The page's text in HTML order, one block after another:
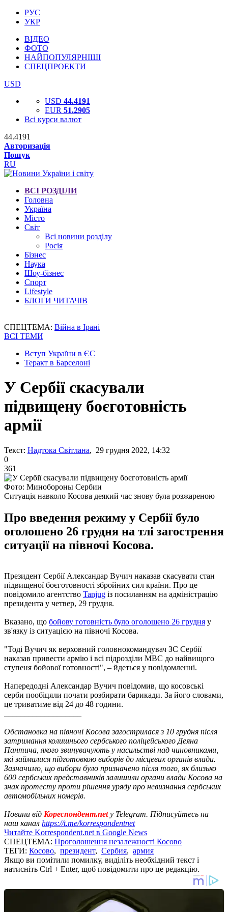
РУС
УКР
ВІДЕО
ФОТО
НАЙПОПУЛЯРНІШІ
СПЕЦПРОЕКТИ
USD
USD 44.4191
EUR 51.2905
Всі курси валют
44.4191
Авторизація
Пошук
RU
ВСІ РОЗДІЛИ
Головна
Україна
Місто
Світ
Всі новини розділу
Росія
Бізнес
Наука
Шоу-бізнес
Спорт
Lifestyle
БЛОГИ ЧИТАЧІВ
СПЕЦТЕМА: Війна в Ірані
ВСІ ТЕМИ
Вступ України в ЄС
Теракт в Барселоні
У Сербії скасували
підвищену боєготовність
армії
Текст: Надтока Світлана, 29 грудня 2022, 14:32
0
361
Фото: Минобороны Сербии
Ситуація навколо Косова деякий час знову була розжареною
Про введення режиму у Сербії було
оголошено 26 грудня на тлі загострення
ситуації на півночі Косова.
Президент Сербії Александар Вучич наказав скасувати стан
підвищеної боєготовності збройних сил країни. Про це
повідомило агентство Tanjug із посиланням на адміністрацію
президента у четвер, 29 грудня.
Вказано, що бойову готовність було оголошено 26 грудня у
зв'язку із ситуацією на півночі Косова.
"Тоді Вучич як верховний головнокомандувач ЗС Сербії
наказав привести армію і всі підрозділи МВС до найвищого
ступеня бойової готовності", – йдеться у повідомленні.
Напередодні Александар Вучич повідомив, що косовські
серби пообіцяли почати розбирати барикади. За його словами,
це триватиме від 24 до 48 години.
Обстановка на півночі Косова загострилася з 10 грудня після
затримання колишнього сербського поліцейського Деяна
Пантича, якого звинувачують у насильстві над чиновниками,
які займалися підготовкою виборів до місцевих органів влади.
Зазначимо, що вибори було призначено після того, як близько
600 сербських представників залишили органи влади Косова на
знак протесту проти рішення уряду про невизнання сербських
автомобільних номерів.
Новини від Кореспондент.netу Telegram. Підписуйтесь на
наш канал https://t.me/korrespondentnet
Читайте Korrespondent.net в Google News
СПЕЦТЕМА: Проголошення незалежності Косово
ТЕГИ: Косово, президент, Сербия, армия
Якщо ви помітили помилку, виділіть необхідний текст і
натисніть Ctrl + Enter, щоб повідомити про це редакцію.